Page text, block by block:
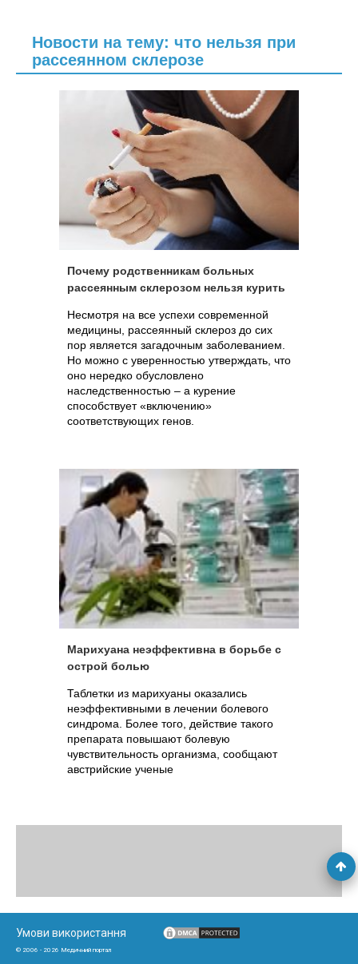
Новости на тему: что нельзя при
рассеянном склерозе
Почему родственникам больных
рассеянным склерозом нельзя курить
Несмотря на все успехи современной
медицины, рассеянный склероз до сих
пор является загадочным заболеванием.
Но можно с уверенностью утверждать, что
оно нередко обусловлено
наследственностью – а курение
способствует «включению»
соответствующих генов.
Марихуана неэффективна в борьбе с
острой болью
Таблетки из марихуаны оказались
неэффективными в лечении болевого
синдрома. Более того, действие такого
препарата повышают болевую
чувствительность организма, сообщают
австрийские ученые
Умови використання
© 2006 - 2026 Медичний портал